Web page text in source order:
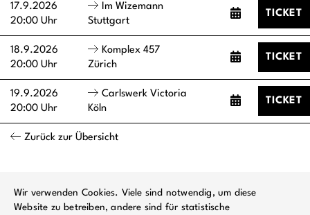
17.9.2026
20:00 Uhr
Im Wizemann
Stuttgart
TICKET
18.9.2026
20:00 Uhr
Komplex 457
Zürich
TICKET
19.9.2026
20:00 Uhr
Carlswerk Victoria
Köln
TICKET
Zurück zur Übersicht
Wir verwenden Cookies. Viele sind notwendig, um diese
Website zu betreiben, andere sind für statistische